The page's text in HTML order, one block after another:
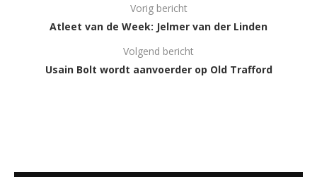
Vorig bericht
Atleet van de Week: Jelmer van der Linden
Volgend bericht
Usain Bolt wordt aanvoerder op Old Trafford